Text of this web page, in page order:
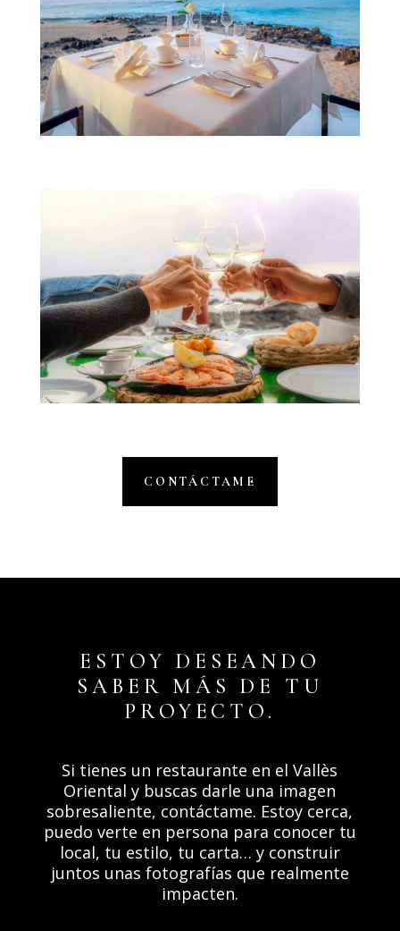
CONTÁCTAME
ESTOY DESEANDO
SABER MÁS DE TU
PROYECTO.
Si tienes un restaurante en el Vallès
Oriental y buscas darle una imagen
sobresaliente, contáctame. Estoy cerca,
puedo verte en persona para conocer tu
local, tu estilo, tu carta… y construir
juntos unas fotografías que realmente
impacten.